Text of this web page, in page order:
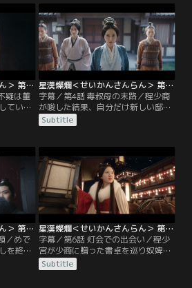
すると
う老婢
だった
臭い
してい
す。一方の凌不疑のもとには四娘
子・程少商から藁と布切れが送られ
ていた。その意図に気づいた凌不疑
は董倉管を追い詰める。程家では程
老夫人による騒ぎが続き、程少商は
高みの見物を決め込んでいた。
星漢燦爛＜せいかんさんらん＞ 第03話／字幕
疑は董
ていた
官員だ
辺境へ
氏が程
ざらい
教育の
いあり
星漢燦爛＜せいかんさんらん＞ 第04話／字幕
字幕／第4話 毒叔母の末路／程少商
が唆した結果、自分だけ新しい邸宅
に移れず母屋に残ることになった葛
氏は夫の程承に当たり散らし罵詈雑
家には伝えたと言い放つ。蕭元イー
は当時娘を手放すよう仕向けた葛氏
の悪だくみを全て知っていた。後
日、葛家の太公と程ヤンの舅母が程
家を訪れる。
Subtitle
星漢燦爛＜せいかんさんらん＞ 第05話／字幕
／めで
を終え
程老夫
程頌、
星漢燦爛＜せいかんさんらん＞ 第06話／字幕
字幕／第6話 灯会での出会い／程少
宮が少商に贈った書卓を巡り奴婢同
士の大ゲンカが起きてしまった程
家。はなから少商に非があると誤解
Subtitle